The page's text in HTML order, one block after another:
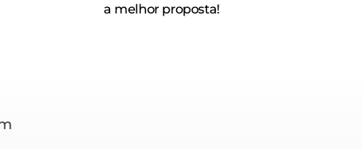
a melhor proposta!